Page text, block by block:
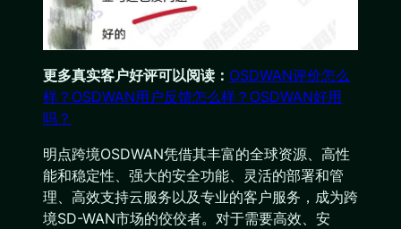
更多真实客户好评可以阅读： OSDWAN评价怎么
样？OSDWAN用户反馈怎么样？OSDWAN好用
吗？
明点跨境OSDWAN凭借其丰富的全球资源、高性
能和稳定性、强大的安全功能、灵活的部署和管
理、高效支持云服务以及专业的客户服务，成为跨
境SD-WAN市场的佼佼者。对于需要高效、安